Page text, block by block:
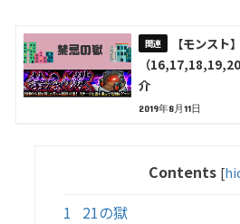
【モンスト
（
介
2019年8月11日
Contents [
1
21の獄